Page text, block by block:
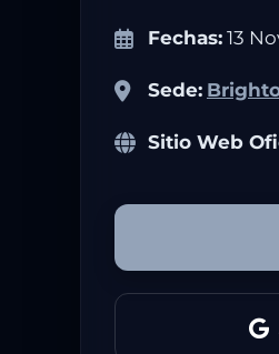
Fechas: 13
Sede:
Sitio Web